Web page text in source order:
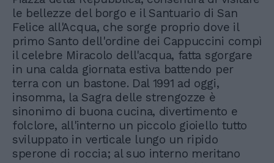
le bellezze del borgo e il Santuario di San
Felice all'Acqua, che sorge proprio dove il
primo Santo dell'ordine dei Cappuccini compì
il celebre Miracolo dell'acqua, fatta sgorgare
in una calda giornata estiva battendo per
terra con un bastone. Dal 1991 ad oggi,
insomma, la Sagra delle strengozze è
sinonimo di buona cucina, divertimento e
folclore, all'interno un piccolo gioiello tutto
sviluppato in verticale lungo un ripido
sperone di roccia; al suo interno meritano